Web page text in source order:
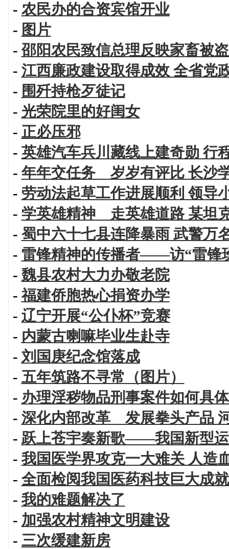
- 农民办的合资宾馆开业
- 图片
-邵阳农民致信总理反映家畜被
- 江西廉政建设取得成效 全省党
- 围歼持枪歹徒记
- 光荣院里的好闺女
- 正必压邪
- 英雄汽车兵川藏线上建奇勋 行
- 年年交任务 岁岁有评比 长沙
- 劳动法起草工作进展顺利 领导
- 学英雄精神 走英雄道路 某坦
- 蜀中六十七县连降暴雨 武警万
- 雷锋精神的传播者——访“雷锋
- 魏县农村大力办敬老院
-福建侨胞热心捐资办学
- 辽宁开展“公仆杯”竞赛
- 内蒙古喇嘛毕业生赴寺
- 刘国庚纪念馆落成
- 五年筑路不寻常（图片）
- 办理淫秽物品刑事案件如何具
- 深化内部改革 发展拳头产品
-跃上苍宇奏新歌——我国新型
- 我国医学界攻克一大难关 人
- 全面检阅我国医药科技巨大成
- 我的难题解决了
- 加强农村精神文明建设
- 三次缓建新房